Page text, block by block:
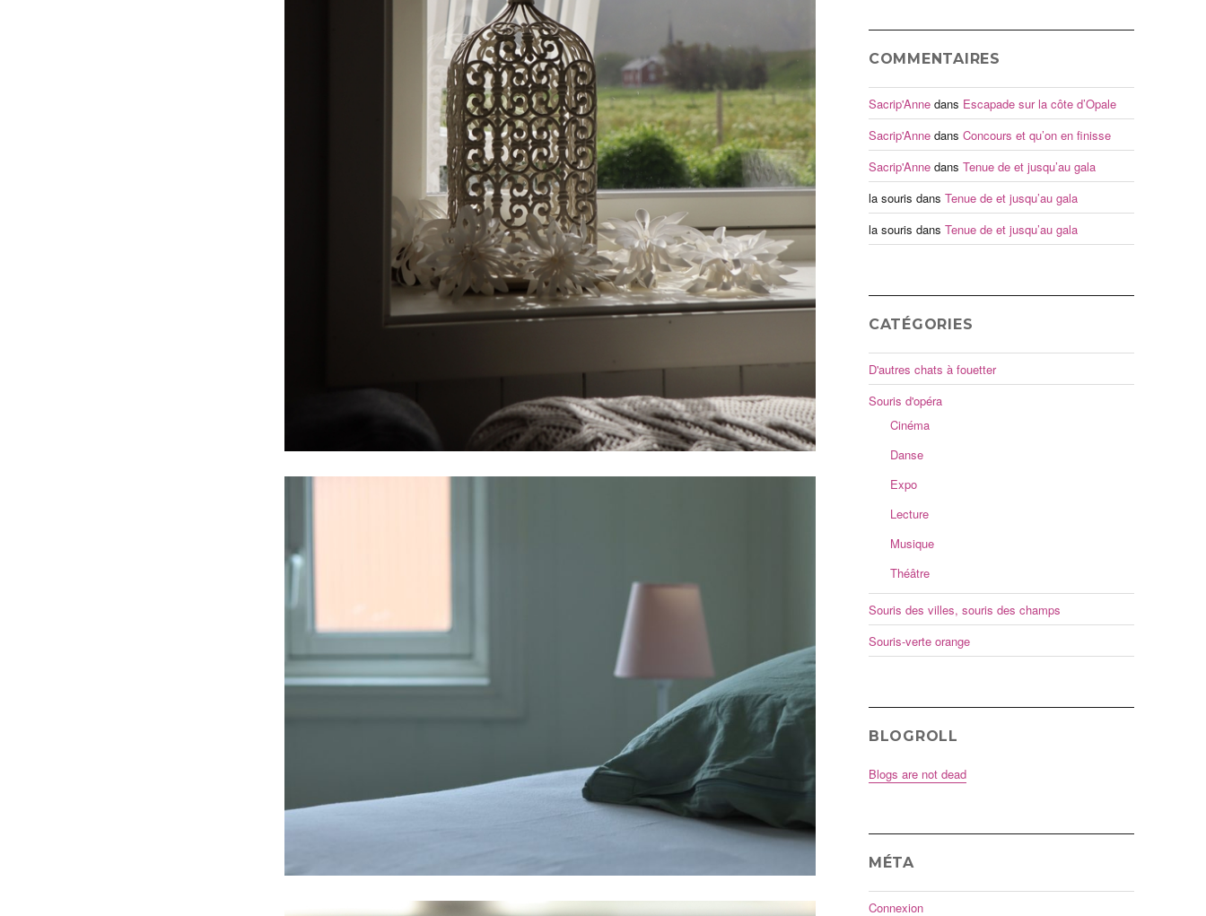
COMMENTAIRES
Sacrip'Annedans Escapade sur la côte d’Opale
Sacrip'Annedans Concours et qu’on en finisse
Sacrip'Annedans Tenue de et jusqu’au gala
la souris dans Tenue de et jusqu’au gala
la souris dans Tenue de et jusqu’au gala
CATÉGORIES
D'autres chats à fouetter
Souris d'opéra
Cinéma
Danse
Expo
Lecture
Musique
Théâtre
Souris des villes, souris des champs
Souris-verte orange
BLOGROLL
Blogs are not dead
MÉTA
Connexion